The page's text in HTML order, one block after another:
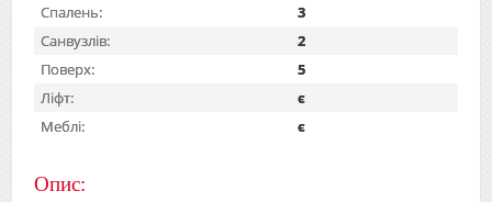
Спалень:
3
Санвузлів:
2
Поверх:
5
Ліфт:
є
Меблі:
є
Опис: